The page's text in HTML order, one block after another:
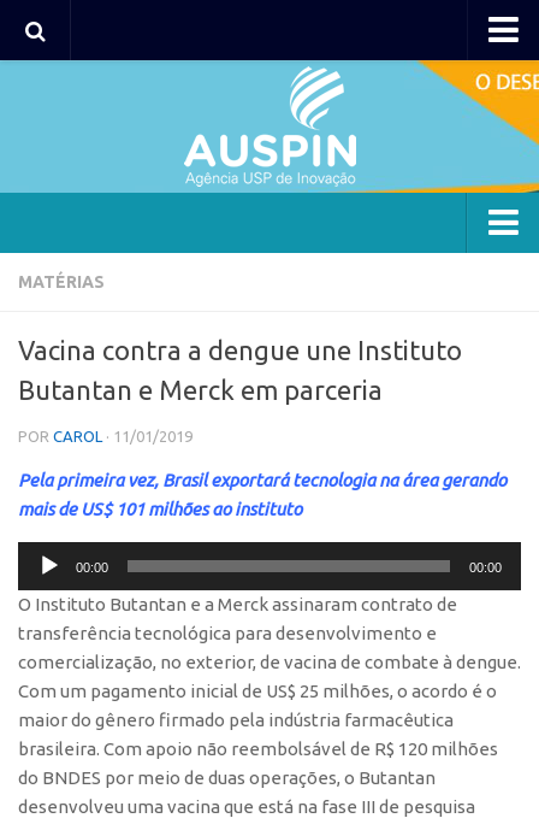
Agência
Coordenação
Polos
Polo Capital
Polo Lorena
Polo Ribeirão Preto
Polo São Carlos
Programas
Bolsa Empreendedorismo
PGI-USP
Conexão USP
Conexão Inter-USP
MATÉRIAS
Vacina contra a dengue une Instituto
Butantan e Merck em parceria
POR CAROL · 11/01/2019
Pela primeira vez, Brasil exportará tecnologia na área gerando
mais de US$ 101 milhões ao instituto
Tocador
áudio
00:00 00:00
O Instituto Butantan e a Merck assinaram contrato de
transferência tecnológica para desenvolvimento e
comercialização, no exterior, de vacina de combate à dengue.
Com um pagamento inicial de US$ 25 milhões, o acordo é o
maior do gênero firmado pela indústria farmacêutica
brasileira. Com apoio não reembolsável de R$ 120 milhões
do BNDES por meio de duas operações, o Butantan
desenvolveu uma vacina que está na fase III de pesquisa